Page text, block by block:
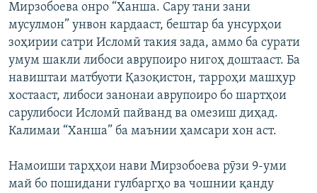
Мирзобоева онро “Ханша. Сару тани зани
мусулмон” унвон кардааст, бештар ба унсурҳои
зоҳирии сатри Исломӣ такия зада, аммо ба сурати
умум шакли либоси аврупоиро нигоҳ доштааст. Ба
навиштаи матбуоти Қазоқистон, тарроҳи машҳур
хостааст, либоси занонаи аврупоиро бо шартҳои
сарулибоси Исломӣ пайванд ва омезиш диҳад.
Калимаи “Ханша” ба маънии ҳамсари хон аст.
Намоиши тарҳҳои нави Мирзобоева рӯзи 9-уми
май бо пошидани гулбаргҳо ва чошнии қанду